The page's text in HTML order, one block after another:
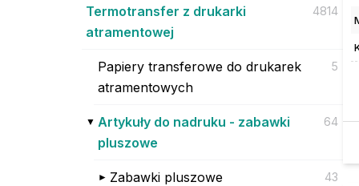
Termotransfer z drukarki
atramentowej
4814
Papiery transferowe do drukarek
atramentowych
5
Artykuły do nadruku - zabawki
pluszowe
64
Zabawki pluszowe 43